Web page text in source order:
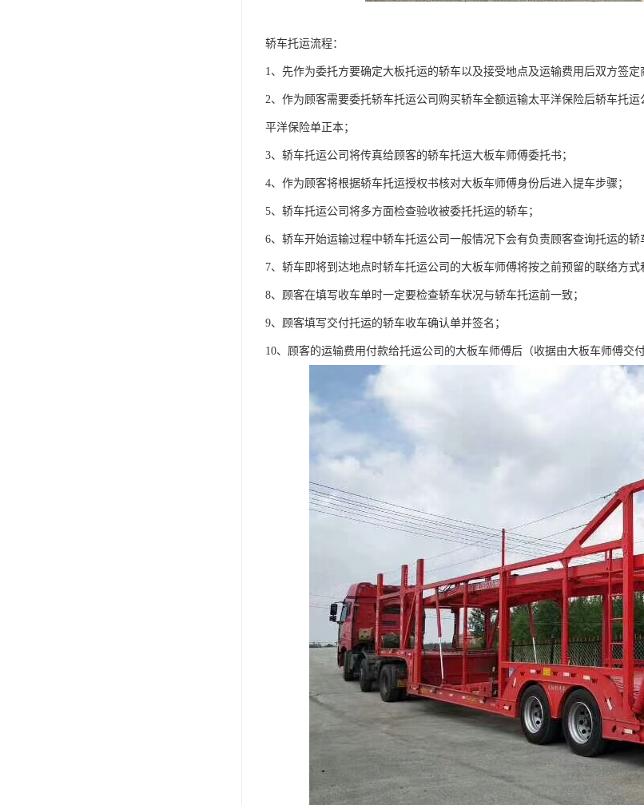
轿车托运流程：
1、先作为委托方要确定大板托运的轿车以及接受地点及运输费用后双方签定
2、作为顾客需要委托轿车托运公司购买轿车全额运输太平洋保险后轿车托
平洋保险单正本；
3、轿车托运公司将传真给顾客的轿车托运大板车师傅委托书；
4、作为顾客将根据轿车托运授权书核对大板车师傅身份后进入提车步骤；
5、轿车托运公司将多方面检查验收被委托托运的轿车；
6、轿车开始运输过程中轿车托运公司一般情况下会有负责顾客查询托运的轿
7、轿车即将到达地点时轿车托运公司的大板车师傅将按之前预留的联络方
8、顾客在填写收车单时一定要检查轿车状况与轿车托运前一致；
9、顾客填写交付托运的轿车收车确认单并签名；
10、顾客的运输费用付款给托运公司的大板车师傅后（收据由大板车师傅交